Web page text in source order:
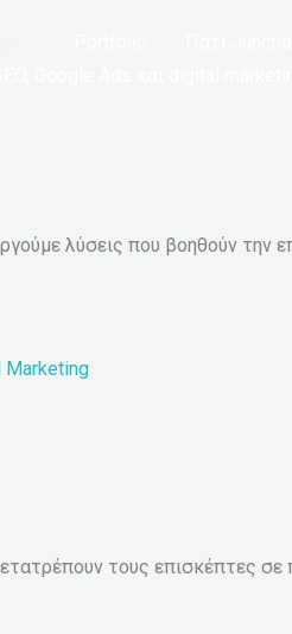
λύσεις που βοηθούν την
τους επισκέπτες σε